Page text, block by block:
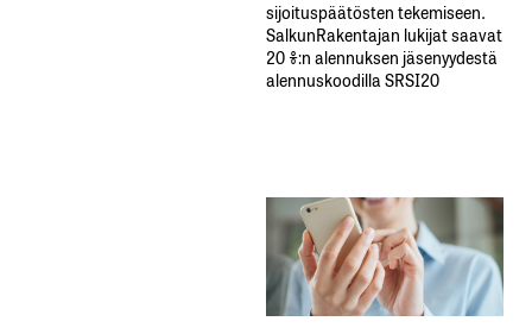
sijoituspäätösten tekemiseen.
SalkunRakentajan lukijat saavat
20 %:n alennuksen jäsenyydestä
alennuskoodilla SRSI20